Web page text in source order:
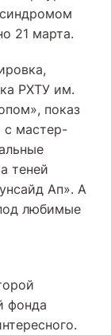
21 марта.
РХТУ им.
показ
с мастер-
теней
Ап». А
любимые
фонда